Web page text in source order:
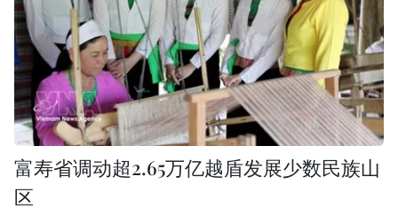
富寿省调动超2.65万亿越盾发展少数民族山
区